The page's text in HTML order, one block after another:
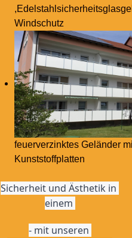
Windschutz
feuerverzinktes Geländer
Kunststoffplatten
Sicherheit und Ästhetik in
einem
- mit unseren